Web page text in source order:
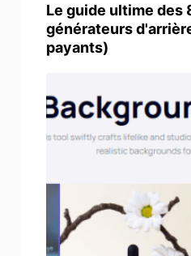
Le guide ultime des
générateurs
payants)